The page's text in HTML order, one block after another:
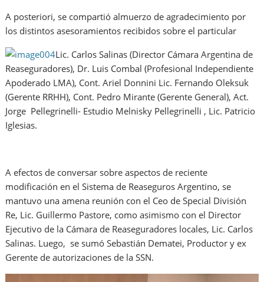
A posteriori, se compartió almuerzo de agradecimiento por
los distintos asesoramientos recibidos sobre el particular
Lic. Carlos Salinas (Director Cámara Argentina de
Reaseguradores), Dr. Luis Combal (Profesional Independiente
Apoderado LMA), Cont. Ariel Donnini Lic. Fernando Oleksuk
(Gerente RRHH), Cont. Pedro Mirante (Gerente General), Act.
Jorge Pellegrinelli- Estudio Melnisky Pellegrinelli , Lic. Patricio
Iglesias.
A efectos de conversar sobre aspectos de reciente
modificación en el Sistema de Reaseguros Argentino, se
mantuvo una amena reunión con el Ceo de Special División
Re, Lic. Guillermo Pastore, como asimismo con el Director
Ejecutivo de la Cámara de Reaseguradores locales, Lic. Carlos
Salinas. Luego, se sumó Sebastián Dematei, Productor y ex
Gerente de autorizaciones de la SSN.